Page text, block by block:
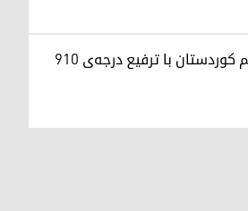
موافقت رئیس اقلیم کوردستان با ترفیع درجه‌ی ۹۱۰